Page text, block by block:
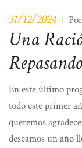
31/12/2024 Por
Una
En este último
todo este primer
queremos
deseamos un año